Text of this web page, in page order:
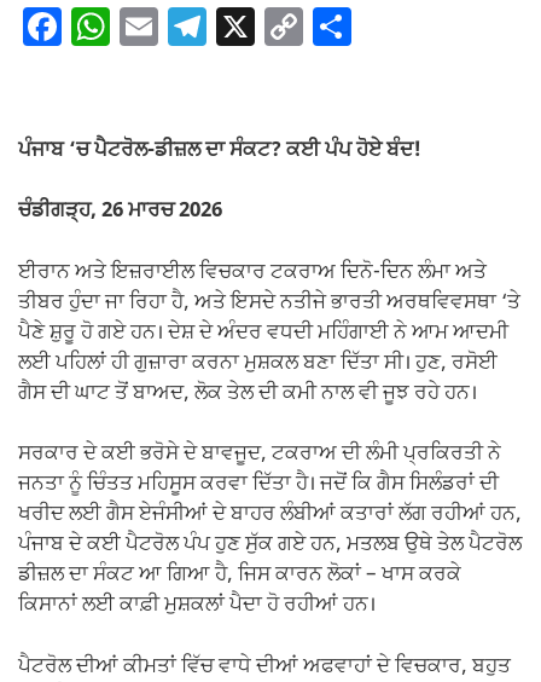
F
e
o
o
k
W
s
p
p
E T
gr
m
X C
y
k
e
ਪੰਜਾਬ ‘ਚ ਪੈਟਰੋਲ-ਡੀਜ਼ਲ ਦਾ ਸੰਕਟ? ਕਈ ਪੰਪ ਹੋਏ ਬੰਦ!
ਚੰਡੀਗੜ੍ਹ, 26 ਮਾਰਚ 2026
ਈਰਾਨ ਅਤੇ ਇਜ਼ਰਾਈਲ ਵਿਚਕਾਰ ਟਕਰਾਅ ਦਿਨੋ-ਦਿਨ ਲੰਮਾ ਅਤੇ
ਤੀਬਰ ਹੁੰਦਾ ਜਾ ਰਿਹਾ ਹੈ, ਅਤੇ ਇਸਦੇ ਨਤੀਜੇ ਭਾਰਤੀ ਅਰਥਵਿਵਸਥਾ ‘ਤੇ
ਪੈਣੇ ਸ਼ੁਰੂ ਹੋ ਗਏ ਹਨ। ਦੇਸ਼ ਦੇ ਅੰਦਰ ਵਧਦੀ ਮਹਿੰਗਾਈ ਨੇ ਆਮ ਆਦਮੀ
ਲਈ ਪਹਿਲਾਂ ਹੀ ਗੁਜ਼ਾਰਾ ਕਰਨਾ ਮੁਸ਼ਕਲ ਬਣਾ ਦਿੱਤਾ ਸੀ। ਹੁਣ, ਰਸੋਈ
ਗੈਸ ਦੀ ਘਾਟ ਤੋਂ ਬਾਅਦ, ਲੋਕ ਤੇਲ ਦੀ ਕਮੀ ਨਾਲ ਵੀ ਜੂਝ ਰਹੇ ਹਨ।
ਸਰਕਾਰ ਦੇ ਕਈ ਭਰੋਸੇ ਦੇ ਬਾਵਜੂਦ, ਟਕਰਾਅ ਦੀ ਲੰਮੀ ਪ੍ਰਕਿਰਤੀ ਨੇ
ਜਨਤਾ ਨੂੰ ਚਿੰਤਤ ਮਹਿਸੂਸ ਕਰਵਾ ਦਿੱਤਾ ਹੈ। ਜਦੋਂ ਕਿ ਗੈਸ ਸਿਲੰਡਰਾਂ ਦੀ
ਖਰੀਦ ਲਈ ਗੈਸ ਏਜੰਸੀਆਂ ਦੇ ਬਾਹਰ ਲੰਬੀਆਂ ਕਤਾਰਾਂ ਲੱਗ ਰਹੀਆਂ ਹਨ,
ਪੰਜਾਬ ਦੇ ਕਈ ਪੈਟਰੋਲ ਪੰਪ ਹੁਣ ਸੁੱਕ ਗਏ ਹਨ, ਮਤਲਬ ਉਥੇ ਤੇਲ ਪੈਟਰੋਲ
ਡੀਜ਼ਲ ਦਾ ਸੰਕਟ ਆ ਗਿਆ ਹੈ, ਜਿਸ ਕਾਰਨ ਲੋਕਾਂ – ਖਾਸ ਕਰਕੇ
ਕਿਸਾਨਾਂ ਲਈ ਕਾਫ਼ੀ ਮੁਸ਼ਕਲਾਂ ਪੈਦਾ ਹੋ ਰਹੀਆਂ ਹਨ।
ਪੈਟਰੋਲ ਦੀਆਂ ਕੀਮਤਾਂ ਵਿੱਚ ਵਾਧੇ ਦੀਆਂ ਅਫਵਾਹਾਂ ਦੇ ਵਿਚਕਾਰ, ਬਹੁਤ